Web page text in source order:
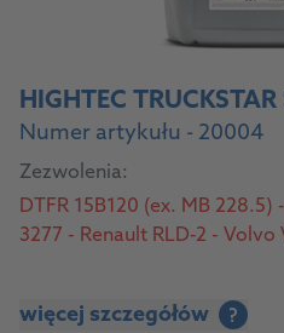
HIGHTEC
Numer artykułu - 20004
Zezwolenia:
DTFR 15B120 (ex. MB 228.5)
3277 - Renault RLD-2 - Volvo
więcej szczegółów ?